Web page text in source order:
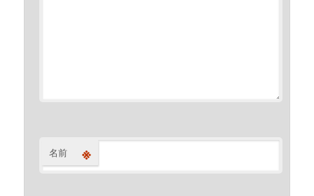
名前 ※